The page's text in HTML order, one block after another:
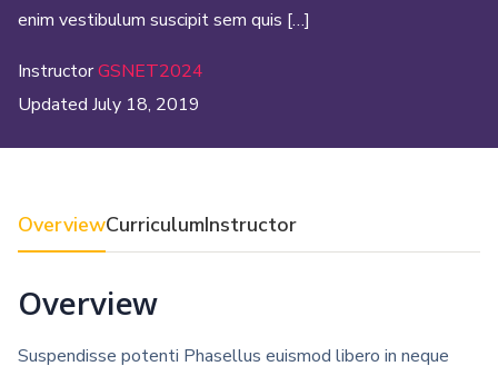
enim vestibulum suscipit sem quis […]
InstructorGSNET2024
Updated July 18, 2019
OverviewCurriculumInstructor
Overview
Suspendisse potenti Phasellus euismod libero in neque